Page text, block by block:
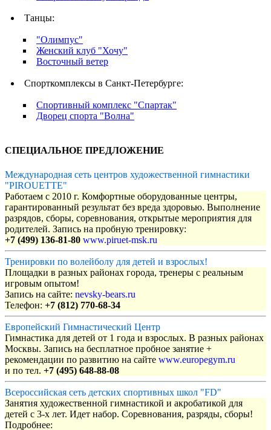
Танцы:
"Олимпус"
Женский клуб "Хочу"
Восточный ветер
Спорткомплексы в Санкт-Петербурге:
Спортивный комплекс "Спартак"
Дворец спорта "Волна"
СПЕЦИАЛЬНОЕ ПРЕДЛОЖЕНИЕ
Международная сеть центров художественной гимнастики
"PIROUETTE"
Работаем с 2010 г. Комфортные оборудованные центры,
гарантированный результат без вреда здоровью. Выполнение
разрядов, сборы, соревнования, открытые мероприятия для
родителей. Запись на пробную тренировку:
+7 (499) 136-81-80 www.piruet-msk.ru
Тренировки по волейболу для детей и взрослых!
Площадки в разных районах города, тренеры с реальным
игровым опытом!
Запись на сайте: nevsky-bears.ru
Телефон: +7 (812) 770-68-34
Европейский Гимнастический Центр
Гимнастика для детей от 1 года и взрослых. В разных районах
Москвы. Запись на бесплатное пробное занятие +
рекомендации по развитию на сайте www.europegym.ru
и по тел. +7 (495) 648-88-08
Всероссийская сеть детских спортивных школ "FD"
Занятия художественной гимнастикой и акробатикой для
детей с 3-х лет. Идет набор. Соревнования, разряды, сборы!
Подробнее: